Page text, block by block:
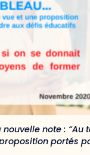
note :
portés